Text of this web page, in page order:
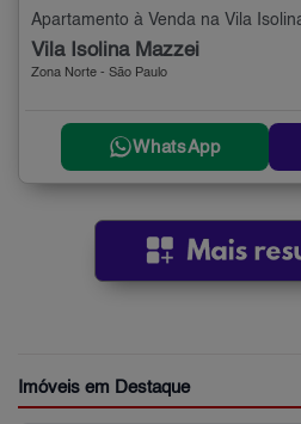
Vila Isolina Mazzei
Zona Norte - São Paulo
WhatsApp
Imóveis em Destaque